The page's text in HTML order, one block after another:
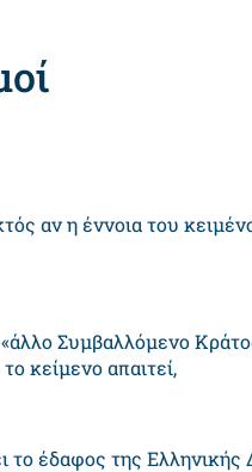
αν η έννοια του
«άλλο Συμβαλλόμενο
κείμενο απαιτεί,
το έδαφος της Ελληνικής